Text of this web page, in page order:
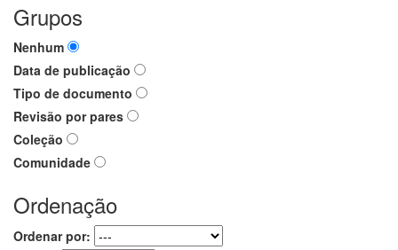
Grupos
Nenhum
Data de publicação
Tipo de documento
Revisão por pares
Coleção
Comunidade
Ordenação
Ordenar por: